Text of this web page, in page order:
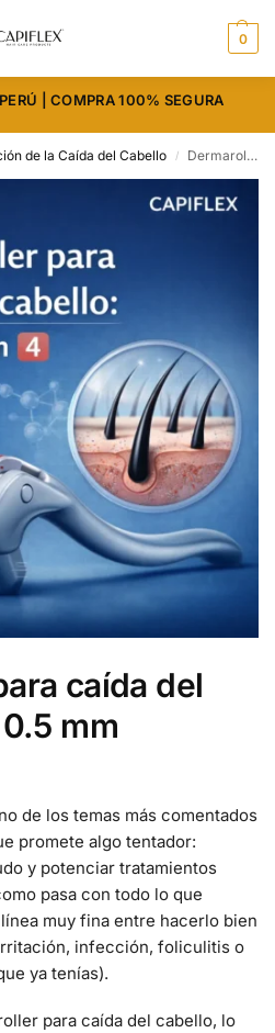
0
| COMPRA 100% SEGURA
de la Caída del Cabello / Dermaroller para caída del cabello: guía 0.5 mm
caída del
mm
de los temas más comentados
promete algo tentador:
y potenciar tratamientos
pasa con todo lo que
muy fina entre hacerlo bien
infección, foliculitis o
ya tenías).
para caída del cabello, lo